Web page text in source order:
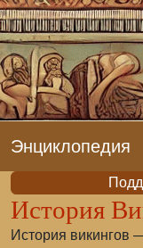
Энциклопедия
История
История викингов